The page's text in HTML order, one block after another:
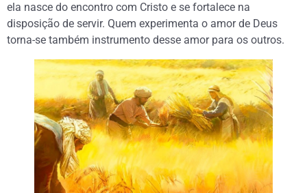
ela nasce do encontro com Cristo e se fortalece na
disposição de servir. Quem experimenta o amor de Deus
torna-se também instrumento desse amor para os outros.